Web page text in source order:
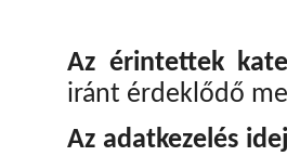
Az érintettek
iránt érdeklődő
Az adatkezelés